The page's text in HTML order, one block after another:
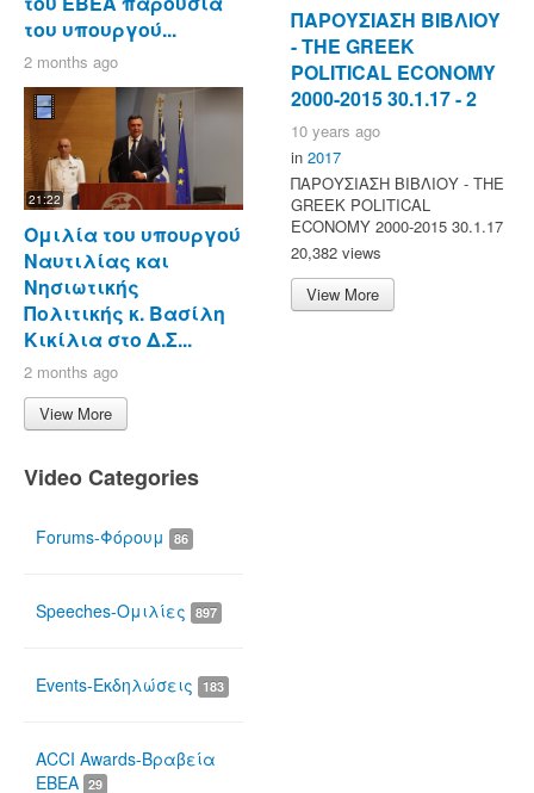
του υπουργού...
2 months ago
21:22
Ομιλία του υπουργού
Ναυτιλίας και
Νησιωτικής
Πολιτικής κ. Βασίλη
Κικίλια στο Δ.Σ...
2 months ago
View More
Video Categories
Forums-Φόρουμ 86
Speeches-Ομιλίες 897
Events-Εκδηλώσεις 183
ACCI Awards-Βραβεία
ΕΒΕΑ 29
ΠΑΡΟΥΣΙΑΣΗ ΒΙΒΛΙΟΥ
- ΤΗΕ GREEK
POLITICAL ECONOMY
2000-2015 30.1.17 - 2
10 years ago
in 2017
ΠΑΡΟΥΣΙΑΣΗ ΒΙΒΛΙΟΥ - ΤΗΕ
GREEK POLITICAL
ECONOMY 2000-2015 30.1.17
20,382 views
View More